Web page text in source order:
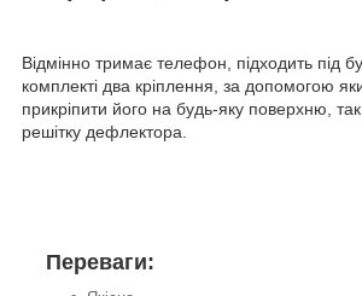
Відмінно тримає телефон, підходить під
комплекті два кріплення, за допомогою
прикріпити його на будь-яку поверхню, так
решітку дефлектора.
Переваги: